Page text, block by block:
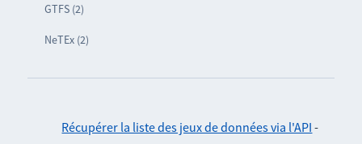
GTFS (2)
NeTEx (2)
Récupérer la liste des jeux de données via l'API -